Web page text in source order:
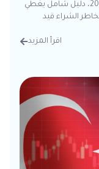
كيف تختار العقار المناسب في الإمارات لعام 2026، دليل شامل يغطي
الشراء قيد
اقرأ المزيد